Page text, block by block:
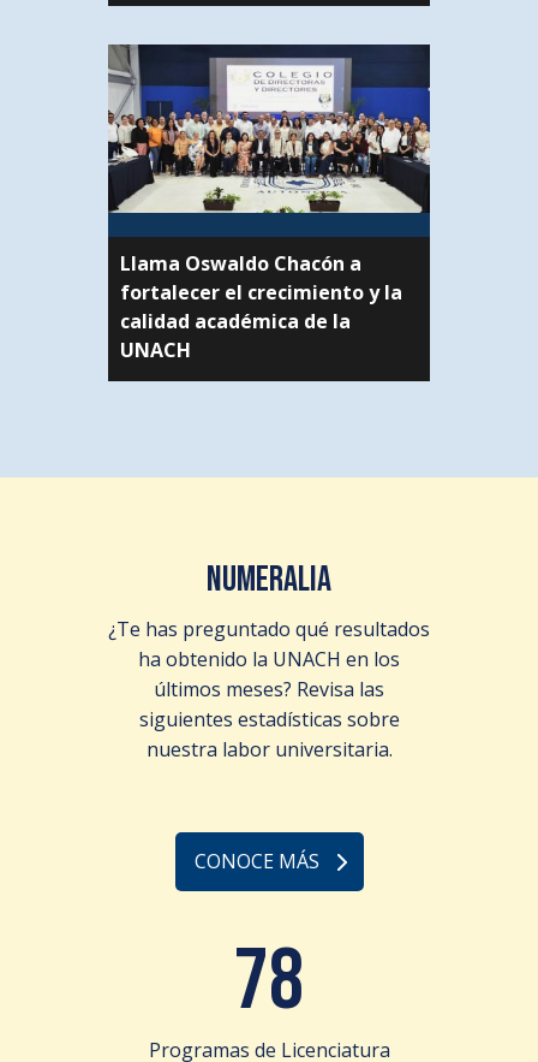
Llama Oswaldo Chacón a
fortalecer el crecimiento y la
calidad académica de la
UNACH
NUMERALIA
¿Te has preguntado qué resultados
ha obtenido la UNACH en los
últimos meses? Revisa las
siguientes estadísticas sobre
nuestra labor universitaria.
CONOCE MÁS
78
Programas de Licenciatura